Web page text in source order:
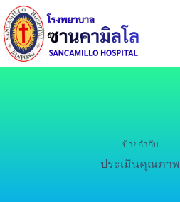
ป้ายกำกับ
ประเมินคุณภาพ